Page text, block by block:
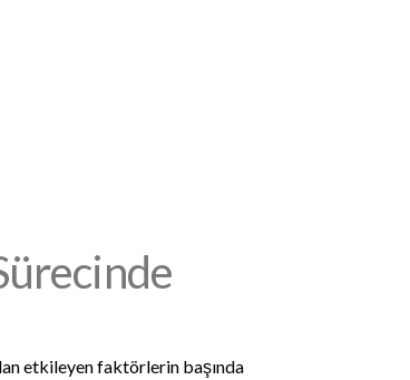
etkileyen faktörlerin başında